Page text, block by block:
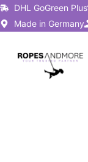
Zum
Inhalt
DHL GoGreen Plus
Made in Germany